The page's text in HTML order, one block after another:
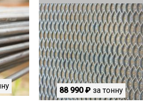
88 990 ₽ за тонну